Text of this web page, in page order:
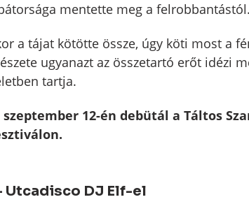
mentette meg a felrobbantástól.
a tájat kötötte össze, úgy köti most a
ugyanazt az összetartó erőt idézi
tartja.
12-én debütál a Táltos
Utcadisco DJ Elf-el